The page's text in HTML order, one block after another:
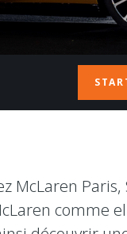
McLaren
comme